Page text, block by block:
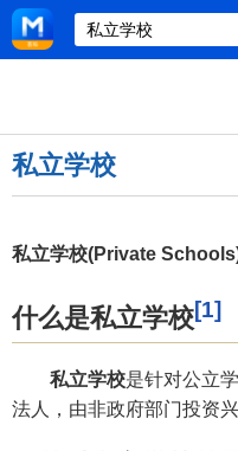
私立学校
私立学校(Private
什么是私立学校[1]
私立学校是针对公立
法人，由非政府部门投资